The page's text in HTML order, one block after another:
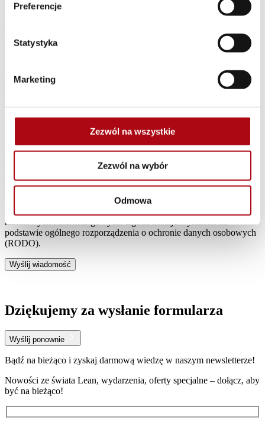
Preferencje
Statystyka
Marketing
Zezwól na wszystkie
Zezwól na wybór
Odmowa
Numer telefonu*
This site is protected by reCAPTCHA and the Google
of Serviceapply.
Wyrażam zgodę na przetwarzanie danych osobowych przez
Lean Enterprise Institute Polska w celu otrzymywania informacji
handlowych i marketingowych. Zgoda zostaje wyrażona na
podstawie ogólnego rozporządzenia o ochronie danych osobowych
(RODO).
Wyślij wiadomość
Dziękujemy za wysłanie formularza
Wyślij ponownie
Bądź na bieżąco i zyskaj darmową wiedzę w naszym newsletterze!
Nowości ze świata Lean, wydarzenia, oferty specjalne – dołącz, aby
być na bieżąco!